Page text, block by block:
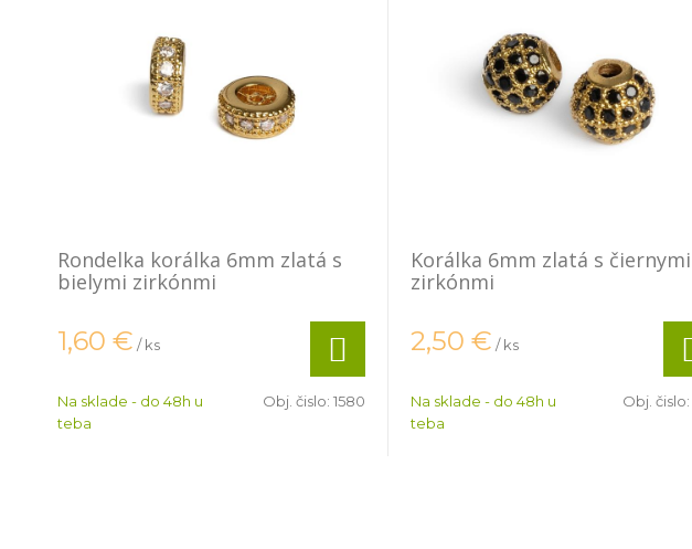
Rondelka korálka 6mm zlatá s
bielymi zirkónmi
1,60 € / ks
Na sklade - do 48h u
teba
Obj. čislo: 1580
Korálka 6mm zlatá s čiernymi
zirkónmi
2,50 € / ks
Na sklade - do 48h u
teba
Obj. čislo: